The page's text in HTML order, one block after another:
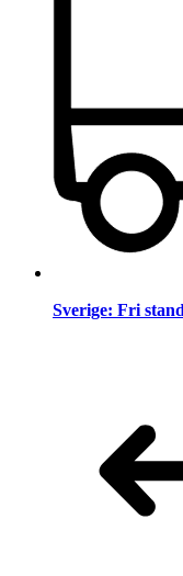
Sverige: Fri